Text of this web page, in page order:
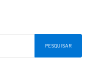
PESQUISAR